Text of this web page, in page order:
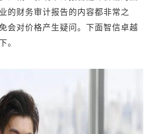
的财务审计报告的内容都非常之
会对价格产生疑问。下面智信卓越
。